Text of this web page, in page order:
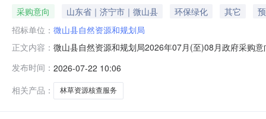
采购意向 山东省｜济宁市｜微山县 环保绿化 其它
招标单位： 微山县自然资源和规划局
正文内容： 微山县自然资源和规划局2026年07月(至)08月政府采购
月）备注1林草资源疑似变化问题线索核查技术支撑项目
年07月本
发布时间： 2026-07-22 10:06
相关产品：
林草资源核查服务